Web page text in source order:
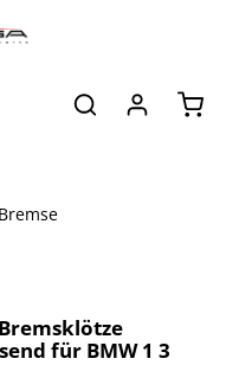
Bremse
Bremsklötze
für BMW 1 3